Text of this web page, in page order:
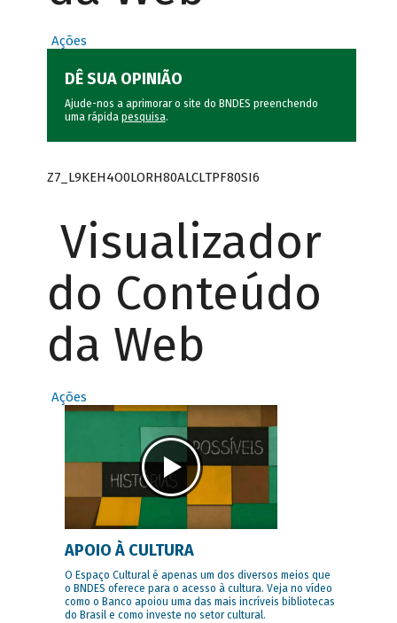
Ações
DÊ SUA OPINIÃO
Ajude-nos a aprimorar o site do BNDES preenchendo
uma rápida pesquisa.
Z7_L9KEH4O0LORH80ALCLTPF80SI6
Visualizador
do Conteúdo
da Web
Ações
APOIO À CULTURA
O Espaço Cultural é apenas um dos diversos meios que
o BNDES oferece para o acesso à cultura. Veja no vídeo
como o Banco apoiou uma das mais incríveis bibliotecas
do Brasil e como investe no setor cultural.